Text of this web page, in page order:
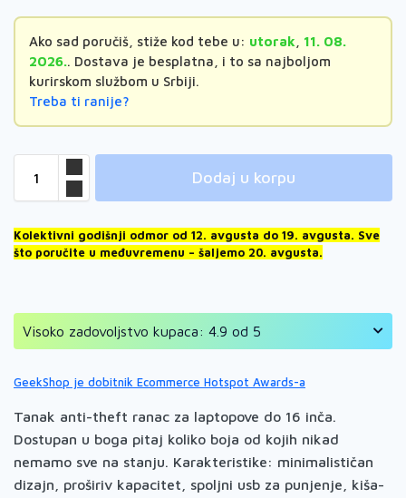
Ako sad poručiš, stiže kod tebe u: utorak
11. 08.
2026.. Dostava je besplatna, i to sa najboljom
kurirskom službom u Srbiji.
Treba ti ranije?
Dodaj u korpu
Kolektivni godišnji odmor od 12. avgusta do 19. avgusta. Sve
što poručite u međuvremenu – šaljemo 20. avgusta.
Visoko zadovoljstvo kupaca: 4.9 od 5
GeekShop je dobitnik Ecommerce Hotspot Awards-a
Tanak anti-theft ranac za laptopove do 16 inča.
Dostupan u boga pitaj koliko boja od kojih nikad
nemamo sve na stanju. Karakteristike: minimalističan
dizajn, proširiv kapacitet, spoljni usb za punjenje, kiša-